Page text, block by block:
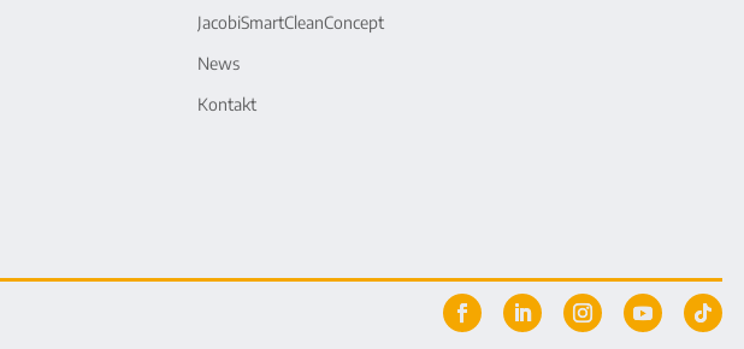
JacobiSmartCleanConcept
News
Kontakt